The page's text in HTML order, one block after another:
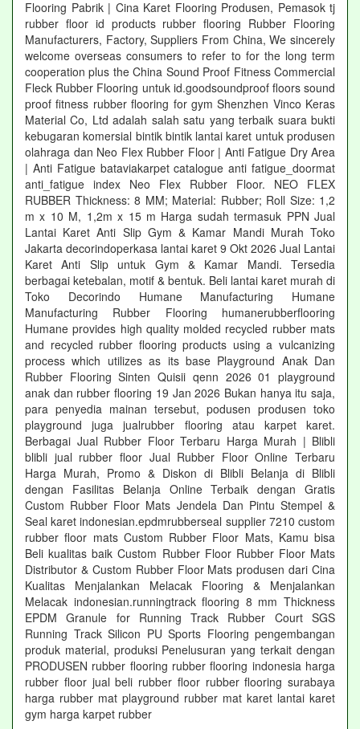
Flooring Pabrik | Cina Karet Flooring Produsen, Pemasok tj
rubber floor id products rubber flooring Rubber Flooring
Manufacturers, Factory, Suppliers From China, We sincerely
welcome overseas consumers to refer to for the long term
cooperation plus the China Sound Proof Fitness Commercial
Fleck Rubber Flooring untuk id.goodsoundproof floors sound
proof fitness rubber flooring for gym Shenzhen Vinco Keras
Material Co, Ltd adalah salah satu yang terbaik suara bukti
kebugaran komersial bintik bintik lantai karet untuk produsen
olahraga dan Neo Flex Rubber Floor | Anti Fatigue Dry Area
| Anti Fatigue bataviakarpet catalogue anti fatigue_doormat
anti_fatigue index Neo Flex Rubber Floor. NEO FLEX
RUBBER Thickness: 8 MM; Material: Rubber; Roll Size: 1,2
m x 10 M, 1,2m x 15 m Harga sudah termasuk PPN Jual
Lantai Karet Anti Slip Gym & Kamar Mandi Murah Toko
Jakarta decorindoperkasa lantai karet 9 Okt 2026 Jual Lantai
Karet Anti Slip untuk Gym & Kamar Mandi. Tersedia
berbagai ketebalan, motif & bentuk. Beli lantai karet murah di
Toko Decorindo Humane Manufacturing Humane
Manufacturing Rubber Flooring humanerubberflooring
Humane provides high quality molded recycled rubber mats
and recycled rubber flooring products using a vulcanizing
process which utilizes as its base Playground Anak Dan
Rubber Flooring Sinten Quisii qenn 2026 01 playground
anak dan rubber flooring 19 Jan 2026 Bukan hanya itu saja,
para penyedia mainan tersebut, podusen produsen toko
playground juga jualrubber flooring atau karpet karet.
Berbagai Jual Rubber Floor Terbaru Harga Murah | Blibli
blibli jual rubber floor Jual Rubber Floor Online Terbaru
Harga Murah, Promo & Diskon di Blibli Belanja di Blibli
dengan Fasilitas Belanja Online Terbaik dengan Gratis
Custom Rubber Floor Mats Jendela Dan Pintu Stempel &
Seal karet indonesian.epdmrubberseal supplier 7210 custom
rubber floor mats Custom Rubber Floor Mats, Kamu bisa
Beli kualitas baik Custom Rubber Floor Rubber Floor Mats
Distributor & Custom Rubber Floor Mats produsen dari Cina
Kualitas Menjalankan Melacak Flooring & Menjalankan
Melacak indonesian.runningtrack flooring 8 mm Thickness
EPDM Granule for Running Track Rubber Court SGS
Running Track Silicon PU Sports Flooring pengembangan
produk material, produksi Penelusuran yang terkait dengan
PRODUSEN rubber flooring rubber flooring indonesia harga
rubber floor jual beli rubber floor rubber flooring surabaya
harga rubber mat playground rubber mat karet lantai karet
gym harga karpet rubber